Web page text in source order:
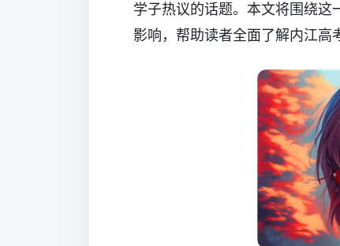
学子热议的话题。本文将围绕这
影响，帮助读者全面了解内江高